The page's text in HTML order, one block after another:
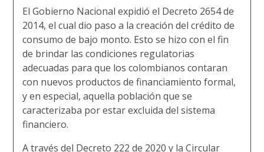
El Gobierno Nacional expidió el Decreto 2654 de
2014, el cual dio paso a la creación del crédito de
consumo de bajo monto. Esto se hizo con el fin
de brindar las condiciones regulatorias
adecuadas para que los colombianos contaran
con nuevos productos de financiamiento formal,
y en especial, aquella población que se
caracterizaba por estar excluida del sistema
financiero.
A través del Decreto 222 de 2020 y la Circular